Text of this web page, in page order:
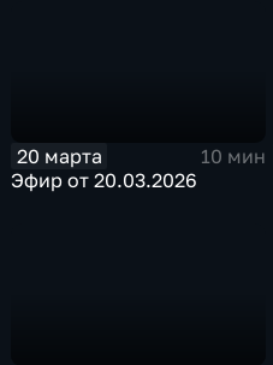
20 марта
10 мин
Эфир от 20.03.2026